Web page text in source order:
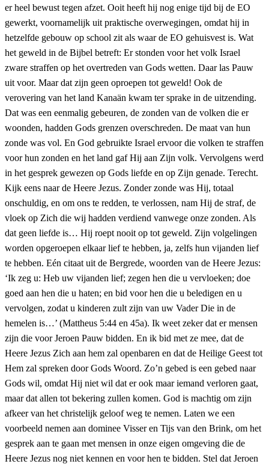
er heel bewust tegen afzet. Ooit heeft hij nog enige tijd bij de EO
gewerkt, voornamelijk uit praktische overwegingen, omdat hij in
hetzelfde gebouw op school zit als waar de EO gehuisvest is. Wat
het geweld in de Bijbel betreft: Er stonden voor het volk Israel
zware straffen op het overtreden van Gods wetten. Daar las Pauw
uit voor. Maar dat zijn geen oproepen tot geweld! Ook de
verovering van het land Kanaän kwam ter sprake in de uitzending.
Dat was een eenmalig gebeuren, de zonden van de volken die er
woonden, hadden Gods grenzen overschreden. De maat van hun
zonde was vol. En God gebruikte Israel ervoor die volken te straffen
voor hun zonden en het land gaf Hij aan Zijn volk. Vervolgens werd
in het gesprek gewezen op Gods liefde en op Zijn genade. Terecht.
Kijk eens naar de Heere Jezus. Zonder zonde was Hij, totaal
onschuldig, en om ons te redden, te verlossen, nam Hij de straf, de
vloek op Zich die wij hadden verdiend vanwege onze zonden. Als
dat geen liefde is… Hij roept nooit op tot geweld. Zijn volgelingen
worden opgeroepen elkaar lief te hebben, ja, zelfs hun vijanden lief
te hebben. Eén citaat uit de Bergrede, woorden van de Heere Jezus:
‘Ik zeg u: Heb uw vijanden lief; zegen hen die u vervloeken; doe
goed aan hen die u haten; en bid voor hen die u beledigen en u
vervolgen, zodat u kinderen zult zijn van uw Vader Die in de
hemelen is…’ (Mattheus 5:44 en 45a). Ik weet zeker dat er mensen
zijn die voor Jeroen Pauw bidden. En ik bid met ze mee, dat de
Heere Jezus Zich aan hem zal openbaren en dat de Heilige Geest tot
Hem zal spreken door Gods Woord. Zo’n gebed is een gebed naar
Gods wil, omdat Hij niet wil dat er ook maar iemand verloren gaat,
maar dat allen tot bekering zullen komen. God is machtig om zijn
afkeer van het christelijk geloof weg te nemen. Laten we een
voorbeeld nemen aan dominee Visser en Tijs van den Brink, om het
gesprek aan te gaan met mensen in onze eigen omgeving die de
Heere Jezus nog niet kennen en voor hen te bidden. Stel dat Jeroen